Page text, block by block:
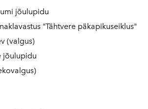
jõulupidu
"Tähtvere päkapikuseiklus"
(valgus)
jõulupidu